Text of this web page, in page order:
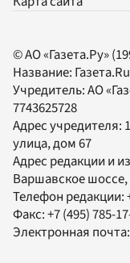
© АО «Газета.Ру»
Название: Газета.Ru
Учредитель:АО
7743625728
Адрес учредителя:
улица, дом 67
Адрес редакции и
Варшавское шоссе,
Телефон редакции:
Факс:+7 (495) 785-
Электронная почта: